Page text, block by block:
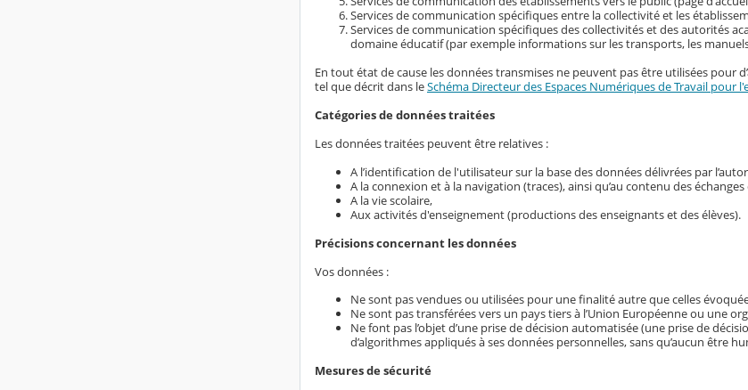
Services de communication spécifiques entre la collectivité et les
Services de communication spécifiques des collectivités et des autorités
domaine éducatif (par exemple informations sur les transports, les
En tout état de cause les données transmises ne peuvent pas être utilisées
tel que décrit dans leSchéma Directeur des Espaces Numériques de Travail pour
Catégories de données traitées
Les données traitées peuvent être relatives :
A l’identification de l'utilisateur sur la base des données délivrées par
A la connexion et à la navigation (traces), ainsi qu’au contenu des
A la vie scolaire,
Aux activités d'enseignement (productions des enseignants et des élèves).
Précisions concernant les données
Vos données :
Ne sont pas vendues ou utilisées pour une finalité autre que celles
Ne sont pas transférées vers un pays tiers à l’Union Européenne ou une
Ne font pas l’objet d’une prise de décision automatisée (une prise de
d’algorithmes appliqués à ses données personnelles, sans qu’aucun être
Mesures de sécurité